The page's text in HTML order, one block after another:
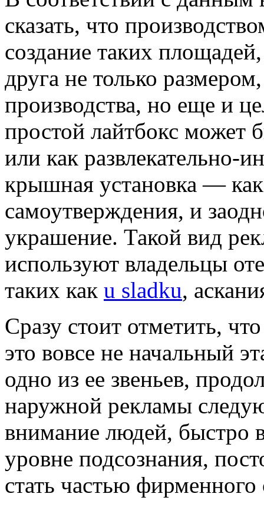
сказать, что
создание таких
друга не только
производства, но еще и
простой лайтбокс может
или как
крышная установка —
самоутверждения, и
украшение. Такой вид
используют владельцы
таких как u sladku,
Сразу стоит отметить,
это вовсе не начальный
одно из ее звеньев,
наружной рекламы
внимание людей, быстро
уровне подсознания,
стать частью фирменного